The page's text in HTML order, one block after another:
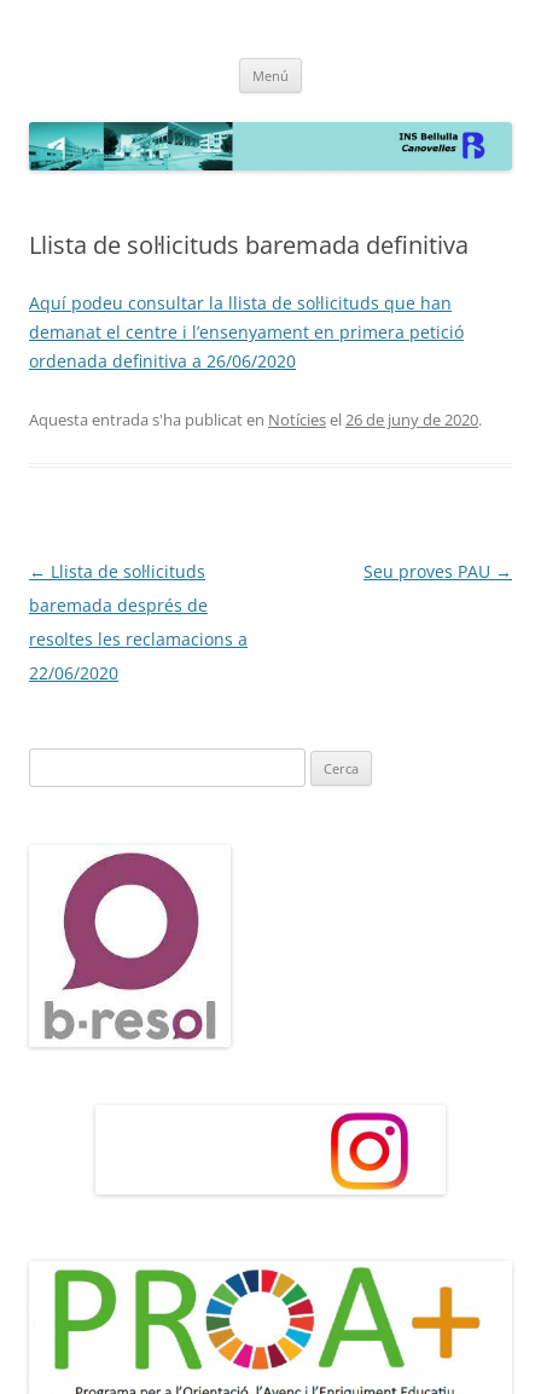
Menú
Llista de sol·licituds baremada definitiva
Aquí podeu consultar la llista de sol·licituds que han
demanat el centre i l’ensenyament en primera petició
ordenada definitiva a 26/06/2020
Aquesta entrada s'ha publicat en Notíciesel26 de juny de 2020.
Navegació
per
les
entrades
← Llista de sol·licituds
baremada després de
resoltes les reclamacions a
22/06/2020
Seu proves PAU →